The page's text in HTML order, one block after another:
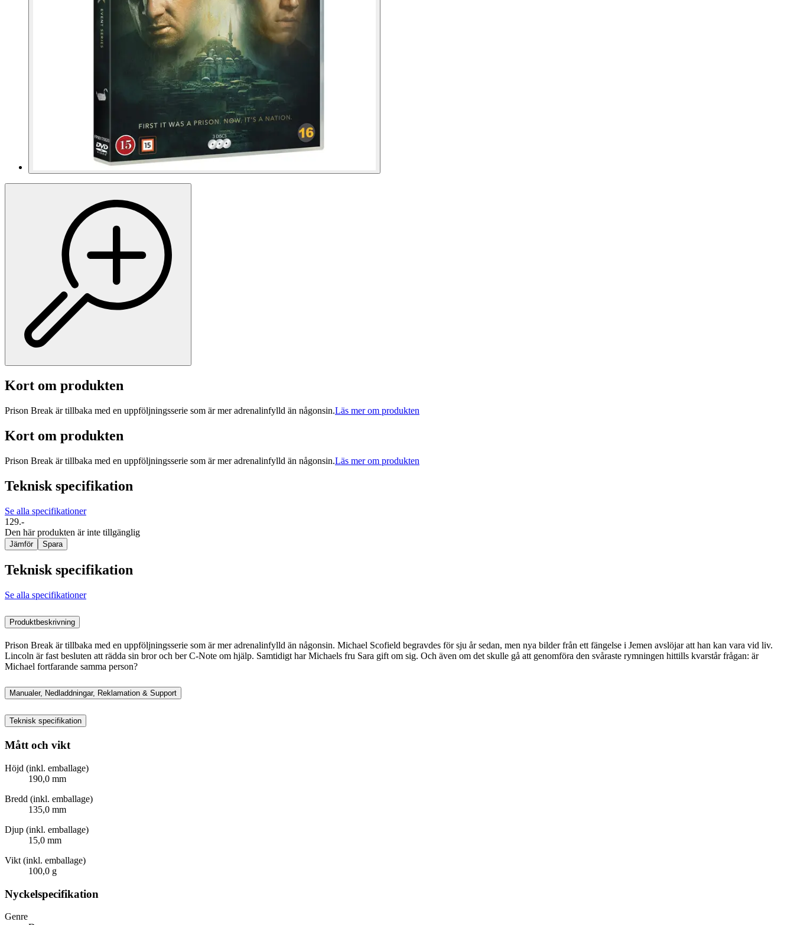
Kort om produkten
Prison Break är tillbaka med en uppföljningsserie som är mer adrenalinfylld än någonsin.Läs mer om produkten
Kort om produkten
Prison Break är tillbaka med en uppföljningsserie som är mer adrenalinfylld än någonsin.Läs mer om produkten
Teknisk specifikation
Se alla specifikationer
129.-
Den här produkten är inte tillgänglig
Jämför Spara
Teknisk specifikation
Se alla specifikationer
Produktbeskrivning
Prison Break är tillbaka med en uppföljningsserie som är mer adrenalinfylld än någonsin. Michael Scofield begravdes för sju år sedan, men nya bilder från ett fängelse i Jemen avslöjar att han kan vara vid liv.
Lincoln är fast besluten att rädda sin bror och ber C-Note om hjälp. Samtidigt har Michaels fru Sara gift om sig. Och även om det skulle gå att genomföra den svåraste rymningen hittills kvarstår frågan: är
Michael fortfarande samma person?
Manualer, Nedladdningar, Reklamation & Support
Teknisk specifikation
Mått och vikt
Höjd (inkl. emballage)
190,0 mm
Bredd (inkl. emballage)
135,0 mm
Djup (inkl. emballage)
15,0 mm
Vikt (inkl. emballage)
100,0 g
Nyckelspecifikation
Genre